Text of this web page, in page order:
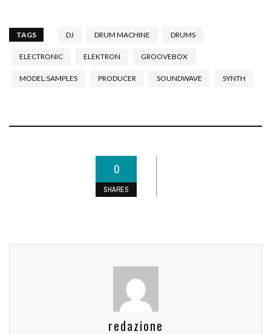
TAGS DJ DRUM MACHINE DRUMS
ELECTRONIC ELEKTRON GROOVEBOX
MODEL:SAMPLES PRODUCER SOUNDWAVE SYNTH
0
SHARES
redazione